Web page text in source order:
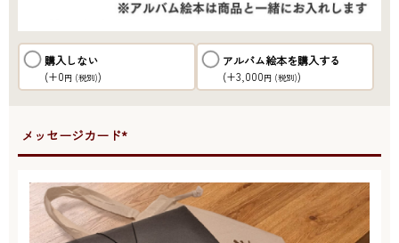
購入しない
(+0円 (税別))
アルバム絵本を購入する
(+3,000円 (税別))
●メッセージカード*